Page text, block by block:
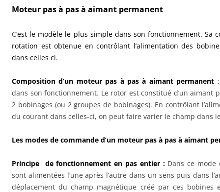
Moteur pas à pas à aimant permanent
C‘est le modèle le plus simple dans son fonctionnement. Sa
rotation est obtenue en contrôlant l’alimentation des
dans celles ci.
Composition d’un moteur pas à pas à aimant permanent
dans son fonctionnement. Le rotor est constitué d’un aimant
2 bobinages (ou 2 groupes de bobinages). En contrôlant
du courant dans celles-ci, on peut faire varier le champ dans
Les modes de commande d’un moteur pas à pas à aimant
Principe de fonctionnement en pas entier : Dans ce
sont alimentées l’une après l’autre dans un sens puis dans
déplacement du champ magnétique créé par ces bobines